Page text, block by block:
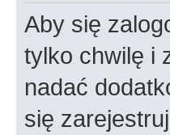
Aby się
tylko chwilę i
nadać
się